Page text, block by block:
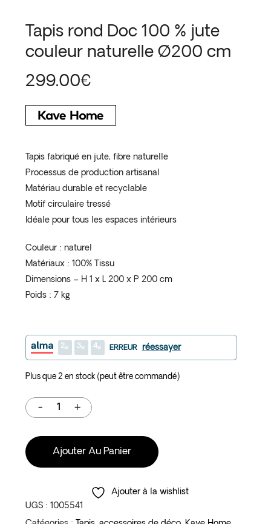
Tapis rond Doc 100 % jute
couleur naturelle Ø200 cm
299.00€
Tapis fabriqué en jute, fibre naturelle
Processus de production artisanal
Matériau durable et recyclable
Motif circulaire tressé
Idéale pour tous les espaces intérieurs
Couleur : naturel
Matériaux : 100% Tissu
Dimensions – H 1 x L 200 x P 200 cm
Poids : 7 kg
2 3 4 ERREUR réessayer
Plus que 2 en stock (peut être commandé)
Ajouter Au Panier
Ajouter à la wishlist
UGS : 1005541